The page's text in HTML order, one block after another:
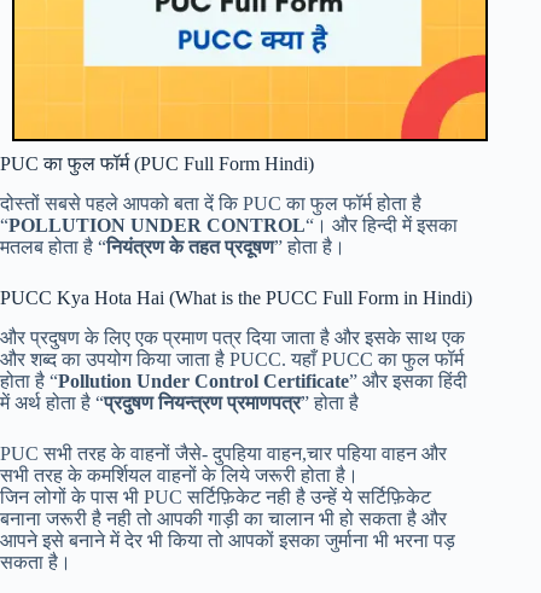
PUC का फुल फॉर्म (PUC Full Form Hindi)
दोस्तों सबसे पहले आपको बता दें कि PUC का फुल फॉर्म होता है
“POLLUTION UNDER CONTROL“। और हिन्दी में इसका
मतलब होता है “नियंत्रण के तहत प्रदूषण” होता है।
PUCC Kya Hota Hai (What is the PUCC Full Form in Hindi)
और प्रदुषण के लिए एक प्रमाण पत्र दिया जाता है और इसके साथ एक
और शब्द का उपयोग किया जाता है PUCC. यहाँ PUCC का फुल फॉर्म
होता है “Pollution Under Control Certificate” और इसका हिंदी
में अर्थ होता है “प्रदुषण नियन्त्रण प्रमाणपत्र” होता है
PUC सभी तरह के वाहनों जैसे- दुपहिया वाहन,चार पहिया वाहन और
सभी तरह के कमर्शियल वाहनों के लिये जरूरी होता है।
जिन लोगों के पास भी PUC सर्टिफ़िकेट नही है उन्हें ये सर्टिफ़िकेट
बनाना जरूरी है नही तो आपकी गाड़ी का चालान भी हो सकता है और
आपने इसे बनाने में देर भी किया तो आपकों इसका जुर्माना भी भरना पड़
सकता है।